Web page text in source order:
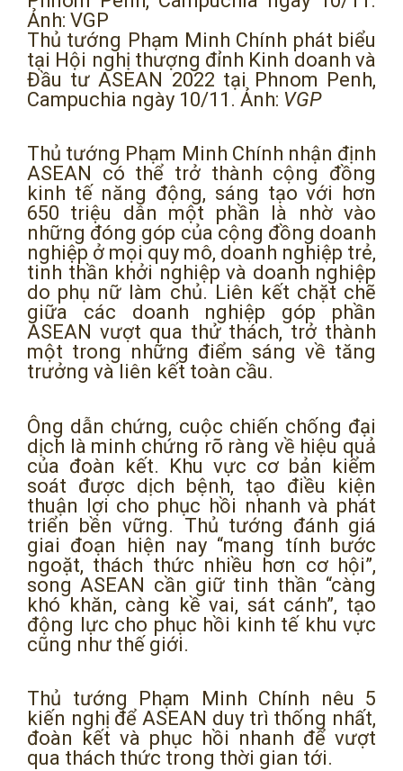
Thủ tướng Phạm Minh Chính phát biểu
tại Hội nghị thượng đỉnh Kinh doanh và
Đầu tư ASEAN 2022 tại Phnom Penh,
Campuchia ngày 10/11. Ảnh: VGP
Thủ tướng Phạm Minh Chính nhận định
ASEAN có thể trở thành cộng đồng
kinh tế năng động, sáng tạo với hơn
650 triệu dân một phần là nhờ vào
những đóng góp của cộng đồng doanh
nghiệp ở mọi quy mô, doanh nghiệp trẻ,
tinh thần khởi nghiệp và doanh nghiệp
do phụ nữ làm chủ. Liên kết chặt chẽ
giữa các doanh nghiệp góp phần
ASEAN vượt qua thử thách, trở thành
một trong những điểm sáng về tăng
trưởng và liên kết toàn cầu.
Ông dẫn chứng, cuộc chiến chống đại
dịch là minh chứng rõ ràng về hiệu quả
của đoàn kết. Khu vực cơ bản kiểm
soát được dịch bệnh, tạo điều kiện
thuận lợi cho phục hồi nhanh và phát
triển bền vững. Thủ tướng đánh giá
giai đoạn hiện nay “mang tính bước
ngoặt, thách thức nhiều hơn cơ hội”,
song ASEAN cần giữ tinh thần “càng
khó khăn, càng kề vai, sát cánh”, tạo
động lực cho phục hồi kinh tế khu vực
cũng như thế giới.
Thủ tướng Phạm Minh Chính nêu 5
kiến nghị để ASEAN duy trì thống nhất,
đoàn kết và phục hồi nhanh để vượt
qua thách thức trong thời gian tới.